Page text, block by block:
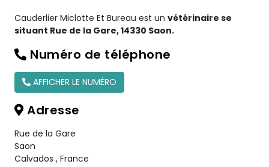
Cauderlier Miclotte Et Bureau est un vétérinaire se
situant Rue de la Gare, 14330 Saon.
Numéro de téléphone
AFFICHER LE NUMÉRO
Adresse
Rue de la Gare
Saon
Calvados , France